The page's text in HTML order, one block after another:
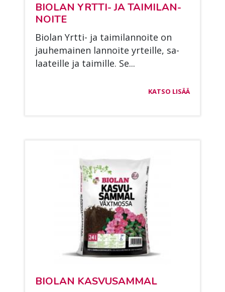
BIO­LAN YRT­TI- JA TAI­MI­LAN­
NOI­TE
Bio­lan Yrt­ti- ja tai­mi­lan­noi­te on
jau­he­mai­nen lan­noi­te yr­teil­le, sa­
laa­teil­le ja tai­mil­le. Se...
KATSO LISÄÄ
BIO­LAN KAS­VUSAM­MAL